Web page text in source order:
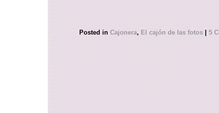
Posted inCajonera,El cajón de las fotos | 5